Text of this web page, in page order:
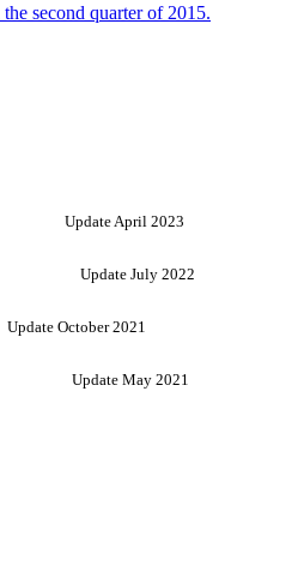
second quarter of 2015.
Update April 2023
Update July 2022
Update October 2021
Update May 2021